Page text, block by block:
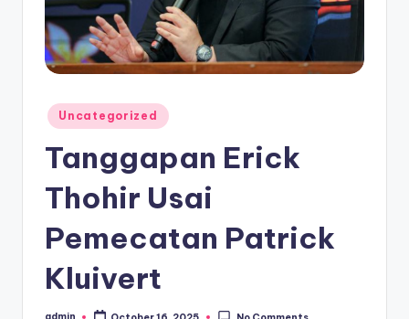
Posted
in
Uncategorized
Tanggapan Erick
Thohir Usai
Pemecatan Patrick
Kluivert
admin